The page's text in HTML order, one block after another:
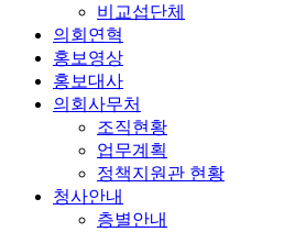
비교섭단체
의회연혁
홍보영상
홍보대사
의회사무처
조직현황
업무계획
정책지원관 현황
청사안내
층별안내